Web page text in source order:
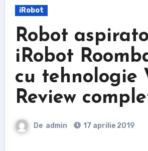
iRobot
Robot
iRobot
cu tehnologie
Review
De admin 17 aprilie 2019